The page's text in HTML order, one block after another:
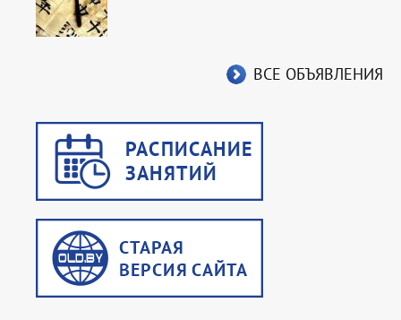
ВСЕ ОБЪЯВЛЕНИЯ